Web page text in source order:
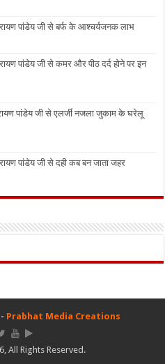
पांडेय जी से बर्फ के आश्चर्यजनक लाभ
पांडेय जी से कमर और पीठ दर्द होने पर इन
पांडेय जी से एलर्जी नजला जुकाम के घरेलू
पांडेय जी से दही कब बन जाता जहर
Prabhat Media Creations
All Rights Reserved.